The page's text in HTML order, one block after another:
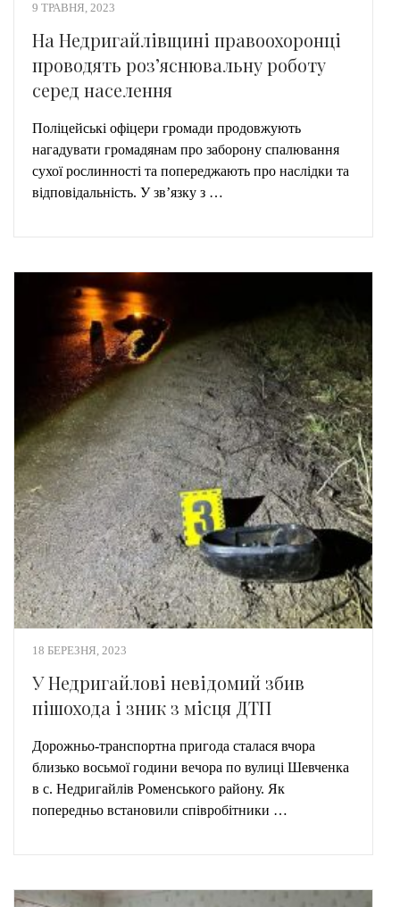
9 ТРАВНЯ, 2023
На Недригайлівщині правоохоронці
проводять роз’яснювальну роботу
серед населення
Поліцейські офіцери громади продовжують
нагадувати громадянам про заборону спалювання
сухої рослинності та попереджають про наслідки та
відповідальність. У зв’язку з …
18 БЕРЕЗНЯ, 2023
У Недригайлові невідомий збив
пішохода і зник з місця ДТП
Дорожньо-транспортна пригода сталася вчора
близько восьмої години вечора по вулиці Шевченка
в с. Недригайлів Роменського району. Як
попередньо встановили співробітники …